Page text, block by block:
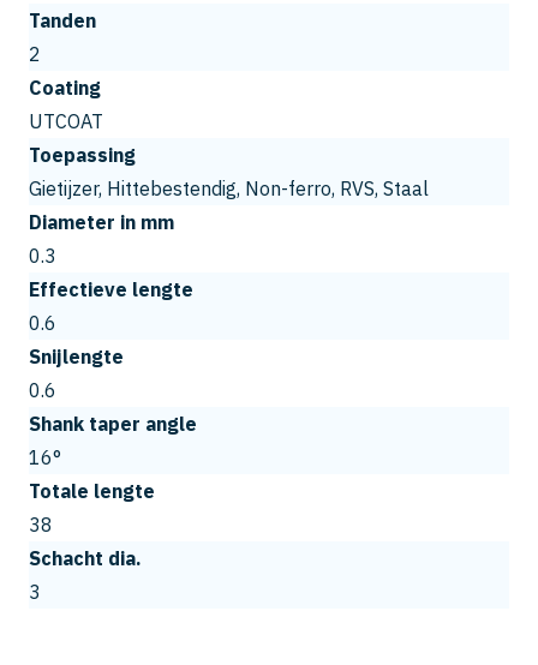
Tanden
2
Coating
UTCOAT
Toepassing
Gietijzer, Hittebestendig, Non-ferro, RVS, Staal
Diameter in mm
0.3
Effectieve lengte
0.6
Snijlengte
0.6
Shank taper angle
16°
Totale lengte
38
Schacht dia.
3